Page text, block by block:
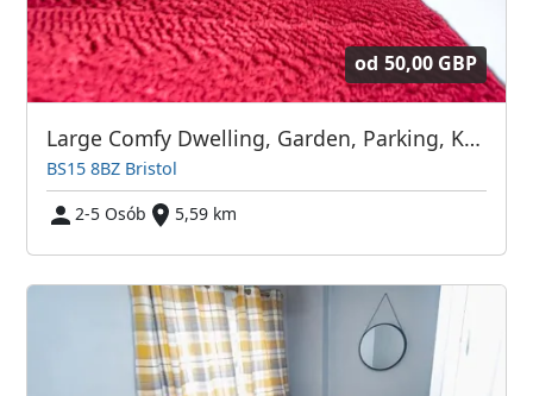
od 50,00 GBP
Large Comfy Dwelling, Garden, Parking, Kingswood
BS15 8BZ Bristol
2-5 Osób
5,59 km